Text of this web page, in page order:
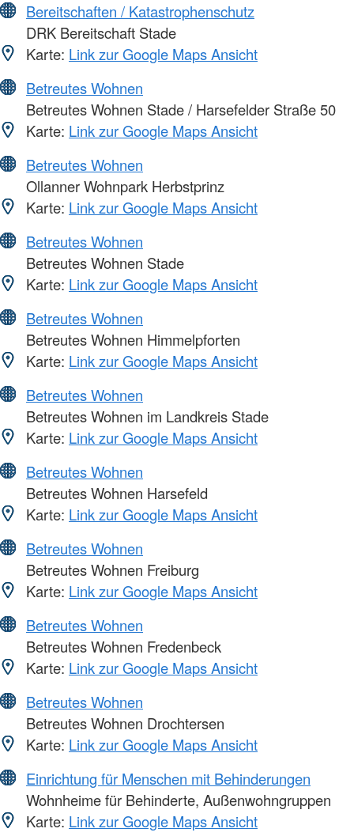
Bereitschaften / Katastrophenschutz
DRK Bereitschaft Stade
Karte: Link zur Google Maps Ansicht
Betreutes Wohnen
Betreutes Wohnen Stade / Harsefelder Straße 50
Karte: Link zur Google Maps Ansicht
Betreutes Wohnen
Ollanner Wohnpark Herbstprinz
Karte: Link zur Google Maps Ansicht
Betreutes Wohnen
Betreutes Wohnen Stade
Karte: Link zur Google Maps Ansicht
Betreutes Wohnen
Betreutes Wohnen Himmelpforten
Karte: Link zur Google Maps Ansicht
Betreutes Wohnen
Betreutes Wohnen im Landkreis Stade
Karte: Link zur Google Maps Ansicht
Betreutes Wohnen
Betreutes Wohnen Harsefeld
Karte: Link zur Google Maps Ansicht
Betreutes Wohnen
Betreutes Wohnen Freiburg
Karte: Link zur Google Maps Ansicht
Betreutes Wohnen
Betreutes Wohnen Fredenbeck
Karte: Link zur Google Maps Ansicht
Betreutes Wohnen
Betreutes Wohnen Drochtersen
Karte: Link zur Google Maps Ansicht
Einrichtung für Menschen mit Behinderungen
Wohnheime für Behinderte, Außenwohngruppen
Karte: Link zur Google Maps Ansicht